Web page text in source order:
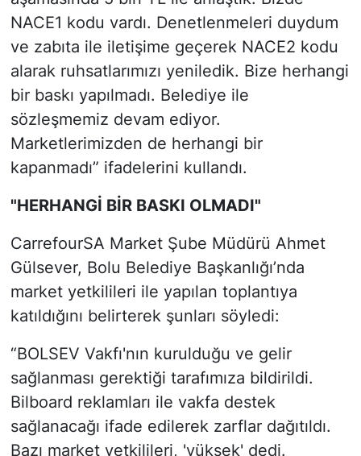
NACE1 kodu vardı. Denetlenmeleri duydum
ve zabıta ile iletişime geçerek NACE2 kodu
alarak ruhsatlarımızı yeniledik. Bize herhangi
bir baskı yapılmadı. Belediye ile
sözleşmemiz devam ediyor.
Marketlerimizden de herhangi bir
kapanmadı” ifadelerini kullandı.
"HERHANGİ BİR BASKI OLMADI"
CarrefourSA Market Şube Müdürü Ahmet
Gülsever, Bolu Belediye Başkanlığı’nda
market yetkilileri ile yapılan toplantıya
katıldığını belirterek şunları söyledi:
“BOLSEV Vakfı'nın kurulduğu ve gelir
sağlanması gerektiği tarafımıza bildirildi.
Bilboard reklamları ile vakfa destek
sağlanacağı ifade edilerek zarflar dağıtıldı.
Bazı market yetkilileri, 'yüksek' dedi.